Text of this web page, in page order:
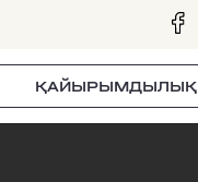
ҚАЙЫРЫМДЫЛЫҚ